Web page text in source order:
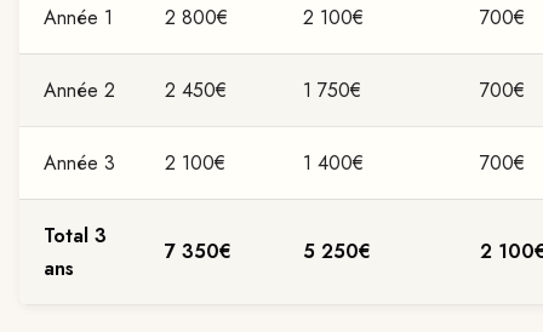
Année 1 2 800€ 2 100€ 700€
Année 2 2 450€ 1 750€ 700€
Année 3 2 100€ 1 400€ 700€
Total 3
ans
7 350€ 5 250€ 2